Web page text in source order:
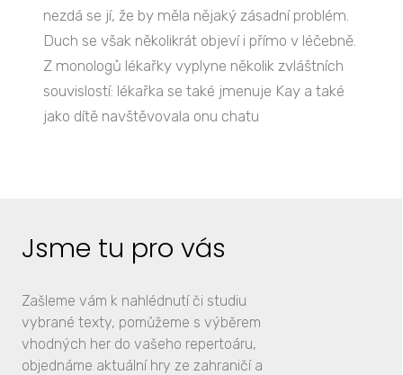
nezdá se jí, že by měla nějaký zásadní problém.
Duch se však několikrát objeví i přímo v léčebně.
Z monologů lékařky vyplyne několik zvláštních
souvislostí: lékařka se také jmenuje Kay a také
jako dítě navštěvovala onu chatu
Jsme tu pro vás
Zašleme vám k nahlédnutí či studiu
vybrané texty, pomůžeme s výběrem
vhodných her do vašeho repertoáru,
objednáme aktuální hry ze zahraničí a